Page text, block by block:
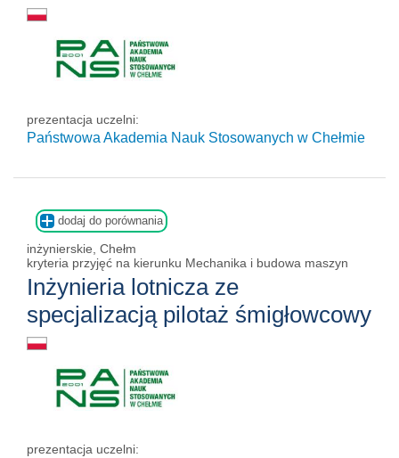
prezentacja uczelni:
Państwowa Akademia Nauk Stosowanych w Chełmie
dodaj do porównania
inżynierskie, Chełm
kryteria przyjęć na kierunku Mechanika i budowa maszyn
Inżynieria lotnicza ze
specjalizacją pilotaż śmigłowcowy
prezentacja uczelni: